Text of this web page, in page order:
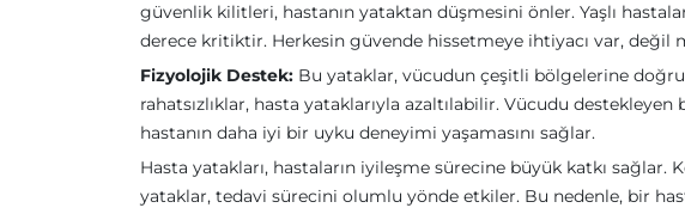
güvenlik kilitleri, hastanın yataktan düşmesini önler. Yaşlı
derece kritiktir. Herkesin güvende hissetmeye ihtiyacı var, değil
Fizyolojik Destek: Bu yataklar, vücudun çeşitli bölgelerine
rahatsızlıklar, hasta yataklarıyla azaltılabilir. Vücudu
hastanın daha iyi bir uyku deneyimi yaşamasını sağlar.
Hasta yatakları, hastaların iyileşme sürecine büyük katkı
yataklar, tedavi sürecini olumlu yönde etkiler. Bu nedenle, bir